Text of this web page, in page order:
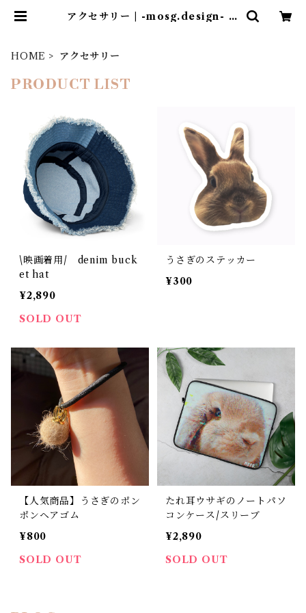
アクセサリー | -mosg.design- モ
HOME アクセサリー
PRODUCT LIST
\映画着用/ denim buck
et hat
¥2,890
SOLD OUT
うさぎのステッカー
¥300
【人気商品】うさぎのポン
ポンヘアゴム
¥800
SOLD OUT
たれ耳ウサギのノートパソ
コンケース/スリーブ
¥2,890
SOLD OUT